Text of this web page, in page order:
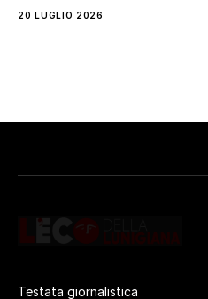
20 LUGLIO 2026
Testata giornalistica